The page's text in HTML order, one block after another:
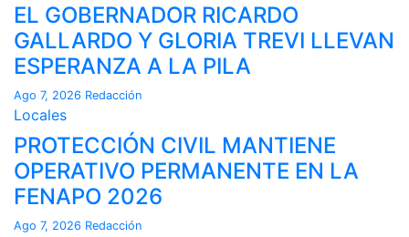
EL GOBERNADOR RICARDO
GALLARDO Y GLORIA TREVI LLEVAN
ESPERANZA A LA PILA
Ago 7, 2026 Redacción
Locales
PROTECCIÓN CIVIL MANTIENE
OPERATIVO PERMANENTE EN LA
FENAPO 2026
Ago 7, 2026 Redacción